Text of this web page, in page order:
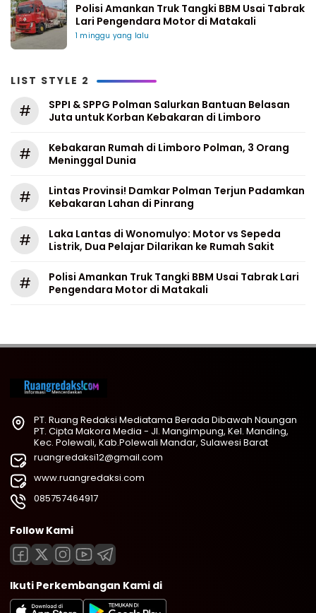
Polisi Amankan Truk Tangki BBM Usai Tabrak
Lari Pengendara Motor di Matakali
1 minggu yang lalu
LIST STYLE 2
#
SPPI & SPPG Polman Salurkan Bantuan Belasan
Juta untuk Korban Kebakaran di Limboro
#
Kebakaran Rumah di Limboro Polman, 3 Orang
Meninggal Dunia
#
Lintas Provinsi! Damkar Polman Terjun Padamkan
Kebakaran Lahan di Pinrang
#
Laka Lantas di Wonomulyo: Motor vs Sepeda
Listrik, Dua Pelajar Dilarikan ke Rumah Sakit
#
Polisi Amankan Truk Tangki BBM Usai Tabrak Lari
Pengendara Motor di Matakali
PT. Ruang Redaksi Mediatama Berada Dibawah Naungan
PT. Cipta Makora Media - Jl. Mangimpung, Kel. Manding,
Kec. Polewali, Kab.Polewali Mandar, Sulawesi Barat
ruangredaksi12@gmail.com
www.ruangredaksi.com
085757464917
Follow Kami
Ikuti Perkembangan Kami di